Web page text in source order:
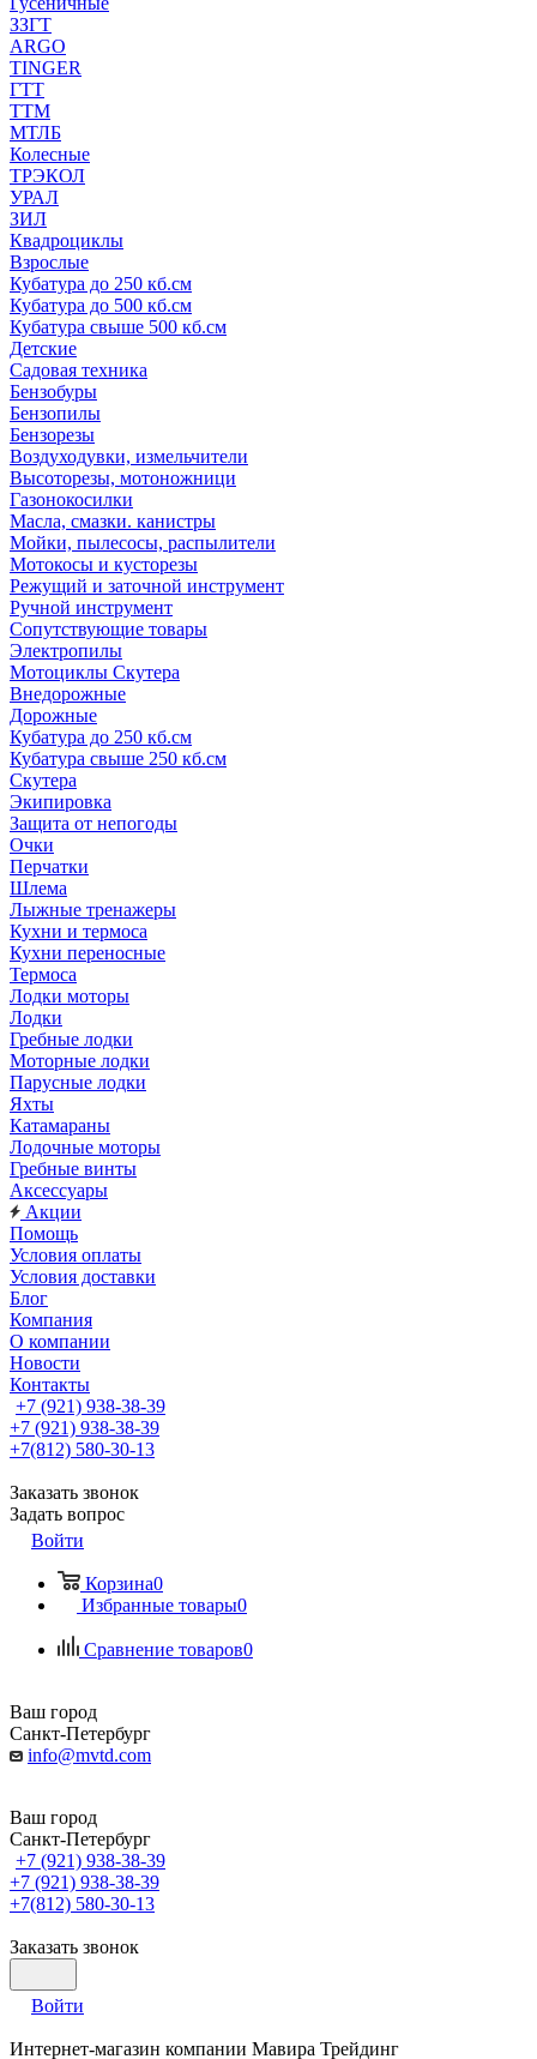
ЗЗГТ
ARGO
TINGER
ГТТ
ТТМ
МТЛБ
Колесные
ТРЭКОЛ
УРАЛ
ЗИЛ
Квадроциклы
Взрослые
Кубатура до 250 кб.см
Кубатура до 500 кб.см
Кубатура свыше 500 кб.см
Детские
Садовая техника
Бензобуры
Бензопилы
Бензорезы
Воздуходувки, измельчители
Высоторезы, мотоножници
Газонокосилки
Масла, смазки. канистры
Мойки, пылесосы, распылители
Мотокосы и кусторезы
Режущий и заточной инструмент
Ручной инструмент
Сопутствующие товары
Электропилы
Мотоциклы Скутера
Внедорожные
Дорожные
Кубатура до 250 кб.см
Кубатура свыше 250 кб.см
Скутера
Экипировка
Защита от непогоды
Очки
Перчатки
Шлема
Лыжные тренажеры
Кухни и термоса
Кухни переносные
Термоса
Лодки моторы
Лодки
Гребные лодки
Моторные лодки
Парусные лодки
Яхты
Катамараны
Лодочные моторы
Гребные винты
Аксессуары
Акции
Помощь
Условия оплаты
Условия доставки
Блог
Компания
О компании
Новости
Контакты
+7 (921) 938-38-39
+7 (921) 938-38-39
+7(812) 580-30-13
Заказать звонок
Задать вопрос
Войти
Корзина0
Избранные товары0
Сравнение товаров0
Ваш город
Санкт-Петербург
info@mvtd.com
Ваш город
Санкт-Петербург
+7 (921) 938-38-39
+7 (921) 938-38-39
+7(812) 580-30-13
Заказать звонок
Войти
Интернет-магазин компании Мавира Трейдинг